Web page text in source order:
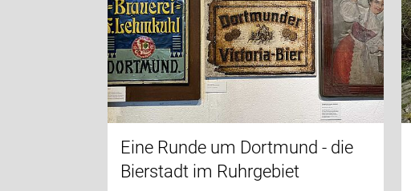
Eine Runde um Dortmund - die
Bierstadt im Ruhrgebiet